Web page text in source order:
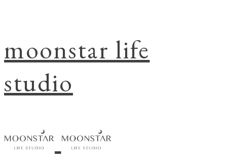
moonstar life
studio